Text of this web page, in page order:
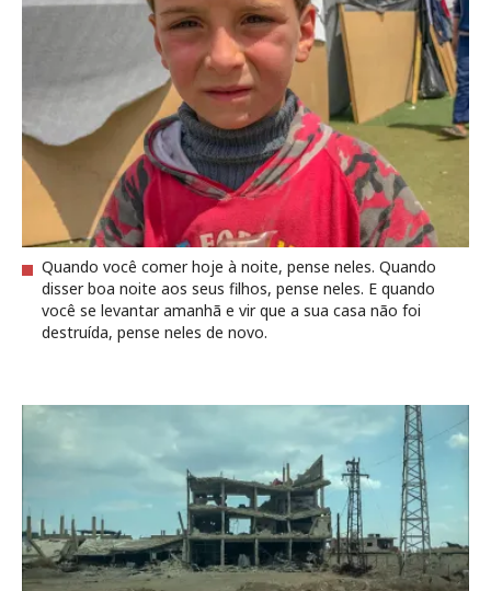
Quando você comer hoje à noite, pense neles. Quando
disser boa noite aos seus filhos, pense neles. E quando
você se levantar amanhã e vir que a sua casa não foi
destruída, pense neles de novo.